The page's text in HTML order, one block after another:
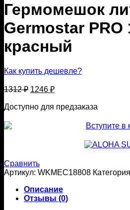
Гермомешок
Germostar PRO
красный
Как купить дешевле?
1312₽ Первоначальная
составляла
1246 ₽Текущая
1246 ₽.
Доступно для предзаказа
Сравнить
Артикул: WKMEC18808
Описание
Отзывы (0)